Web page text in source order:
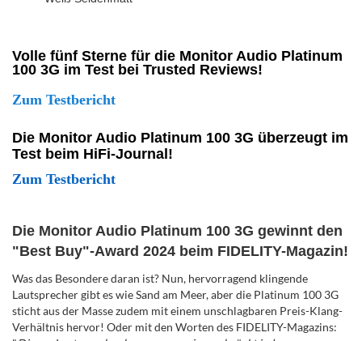
Volle fünf Sterne für die Monitor Audio Platinum
100 3G im Test bei Trusted Reviews!
Zum Testbericht
Die Monitor Audio Platinum 100 3G überzeugt im
Test beim HiFi-Journal!
Zum Testbericht
Die Monitor Audio Platinum 100 3G gewinnt den
"Best Buy"-Award 2024 beim FIDELITY-Magazin!
Was das Besondere daran ist? Nun, hervorragend klingende
Lautsprecher gibt es wie Sand am Meer, aber die Platinum 100 3G
sticht aus der Masse zudem mit einem unschlagbaren Preis-Klang-
Verhältnis hervor! Oder mit den Worten des FIDELITY-Magazins: